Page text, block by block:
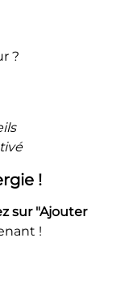
?
!
sur "Ajouter
!